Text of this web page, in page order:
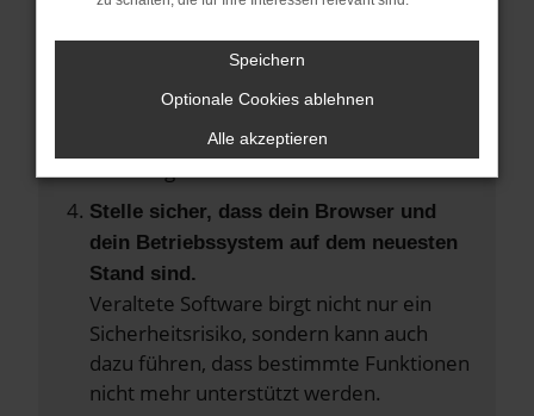
bestimmter Seiten verhindern.
Funktioniert die Seite in einem anderen
Browser oder in einem privaten Fenster?
Starte dein Gerät neu.
Das kann manchmal helfen,
vorübergehende Probleme zu beheben.
Stelle sicher, dass dein Browser und
dein Betriebssystem auf dem neuesten
Stand sind.
Veraltete Software birgt nicht nur ein
Sicherheitsrisiko, sondern kann auch
dazu führen, dass bestimmte Funktionen
nicht mehr unterstützt werden.
Speichern
Optionale Cookies ablehnen
Alle akzeptieren